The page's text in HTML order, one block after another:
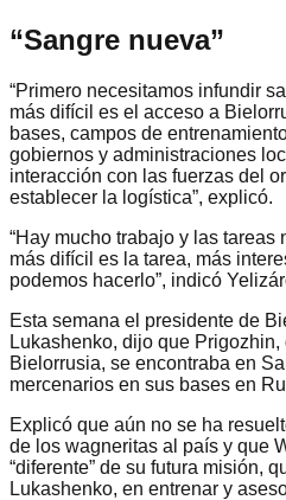
“Sangre nueva”
“Primero necesitamos infundir
más difícil es el acceso a
bases, campos de
gobiernos y administraciones
interacción con las fuerzas del
establecer la logística”, explicó.
“Hay mucho trabajo y las tareas
más difícil es la tarea, más
podemos hacerlo”, indicó
Esta semana el presidente de
Lukashenko, dijo que
Bielorrusia, se encontraba en
mercenarios en sus bases en
Explicó que aún no se ha
de los wagneritas al país y que
“diferente” de su futura misión,
Lukashenko, en entrenar y